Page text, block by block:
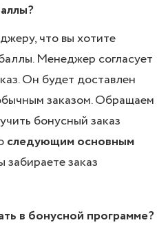
что вы хотите
Менеджер согласует
Он будет доставлен
заказом. Обращаем
бонусный заказ
следующим основным
забираете заказ
в бонусной программе?